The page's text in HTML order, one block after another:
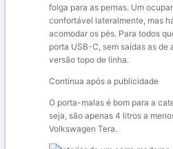
folga para as pernas. Um
confortável lateralmente, mas
acomodar os pés. Para todos
porta USB-C, sem saídas as
versão topo de linha.
Continua após a publicidade
O porta-malas é bom para a
seja, são apenas 4 litros a
Volkswagen Tera.